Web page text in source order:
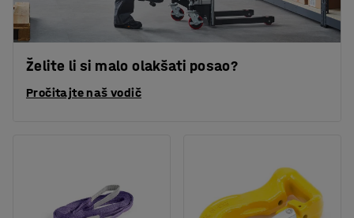
Želite li si malo olakšati posao?
Pročitajte naš vodič